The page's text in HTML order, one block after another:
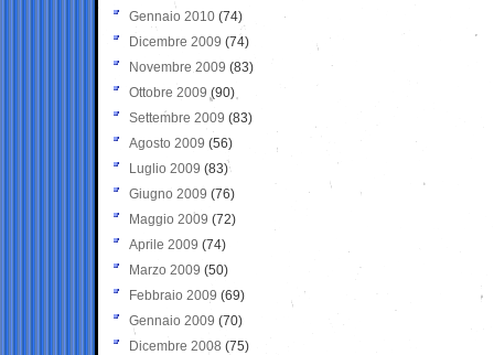
Gennaio 2010 (74)
Dicembre 2009 (74)
Novembre 2009 (83)
Ottobre 2009 (90)
Settembre 2009 (83)
Agosto 2009 (56)
Luglio 2009 (83)
Giugno 2009 (76)
Maggio 2009 (72)
Aprile 2009 (74)
Marzo 2009 (50)
Febbraio 2009 (69)
Gennaio 2009 (70)
Dicembre 2008 (75)